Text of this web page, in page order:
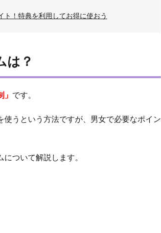
ト！特典を利用してお得に使おう
は？
」 です。
うという方法ですが、男女で必要なポイン
ついて解説します。